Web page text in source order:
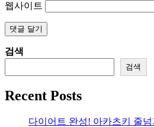
웹사이트
검색
검색
Recent Posts
다이어트 완성! 아카츠키 줄